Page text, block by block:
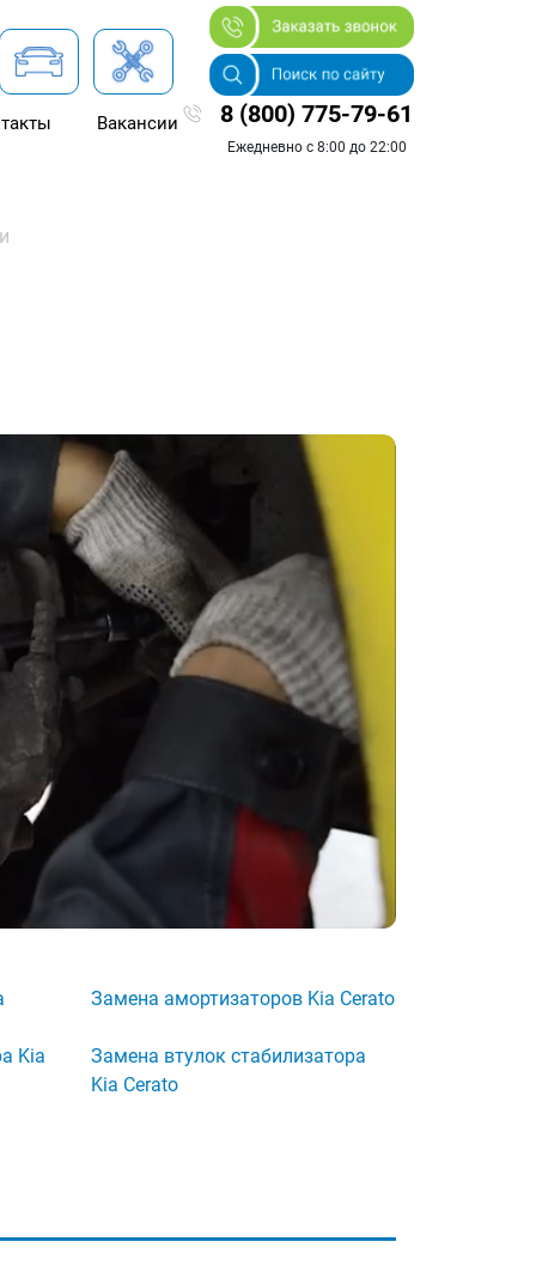
Вакансии 8 (800) 775-79-61
Ежедневно с 8:00 до 22:00
Замена амортизаторов Kia Cerato
Kia
Замена втулок стабилизатора
Kia Cerato